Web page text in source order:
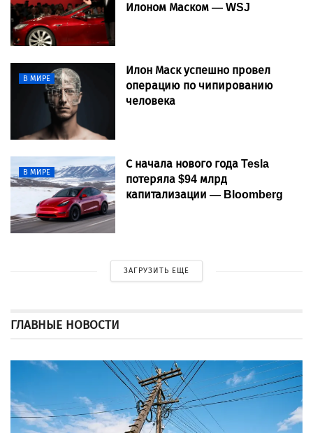
Илоном Маском — WSJ
В МИРЕ
Илон Маск успешно провел
операцию по чипированию
человека
В МИРЕ
С начала нового года Tesla
потеряла $94 млрд
капитализации — Bloomberg
ЗАГРУЗИТЬ ЕЩЕ
ГЛАВНЫЕ НОВОСТИ